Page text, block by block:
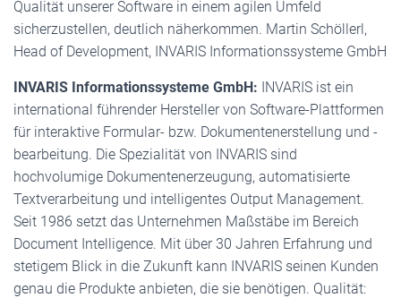
Qualität unserer Software in einem agilen Umfeld
sicherzustellen, deutlich näherkommen. Martin Schöllerl,
Head of Development, INVARIS Informationssysteme GmbH
INVARIS Informationssysteme GmbH: INVARIS ist ein
international führender Hersteller von Software-Plattformen
für interaktive Formular- bzw. Dokumentenerstellung und -
bearbeitung. Die Spezialität von INVARIS sind
hochvolumige Dokumentenerzeugung, automatisierte
Textverarbeitung und intelligentes Output Management.
Seit 1986 setzt das Unternehmen Maßstäbe im Bereich
Document Intelligence. Mit über 30 Jahren Erfahrung und
stetigem Blick in die Zukunft kann INVARIS seinen Kunden
genau die Produkte anbieten, die sie benötigen. Qualität: